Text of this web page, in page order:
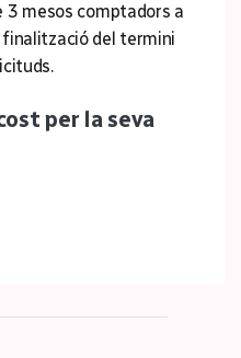
3 mesos comptadors a
del termini
per la seva